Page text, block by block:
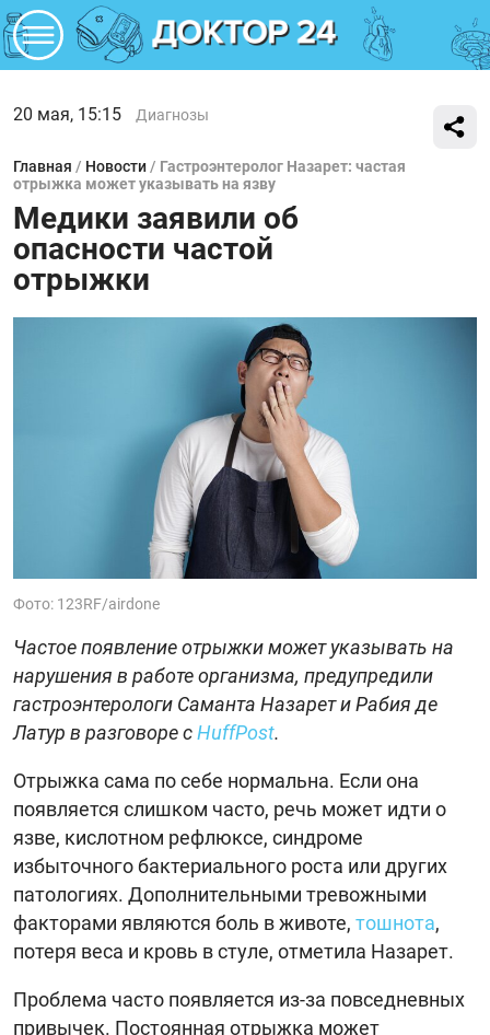
20 мая, 15:15 Диагнозы
Главная / Новости / Гастроэнтеролог Назарет: частая
отрыжка может указывать на язву
Медики заявили об
опасности частой
отрыжки
Фото: 123RF/airdone
Частое появление отрыжки может указывать на
нарушения в работе организма, предупредили
гастроэнтерологи Саманта Назарет и Рабия де
Латур в разговоре сHuffPost.
Отрыжка сама по себе нормальна. Если она
появляется слишком часто, речь может идти о
язве, кислотном рефлюксе, синдроме
избыточного бактериального роста или других
патологиях. Дополнительными тревожными
факторами являются боль в животе, тошнота,
потеря веса и кровь в стуле, отметила Назарет.
Проблема часто появляется из-за повседневных
привычек. Постоянная отрыжка может